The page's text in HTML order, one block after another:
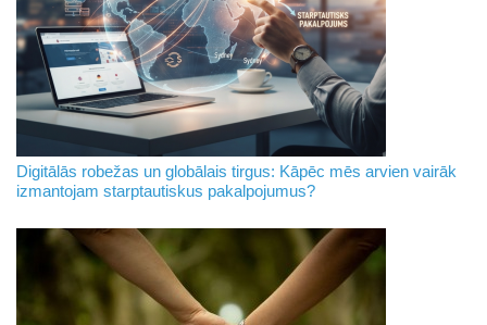
Digitālās robežas un globālais tirgus: Kāpēc mēs arvien vairāk
izmantojam starptautiskus pakalpojumus?